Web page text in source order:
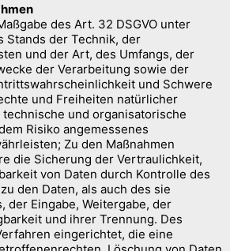
des Art. 32 DSGVO unter
Stands der Technik, der
und der Art, des Umfangs, der
der Verarbeitung sowie der
und Schwere
und Freiheiten natürlicher
und organisatorische
Risiko angemessenes
Zu den Maßnahmen
die Sicherung der Vertraulichkeit,
von Daten durch Kontrolle des
den Daten, als auch des sie
der Eingabe, Weitergabe, der
und ihrer Trennung. Des
eingerichtet, die eine